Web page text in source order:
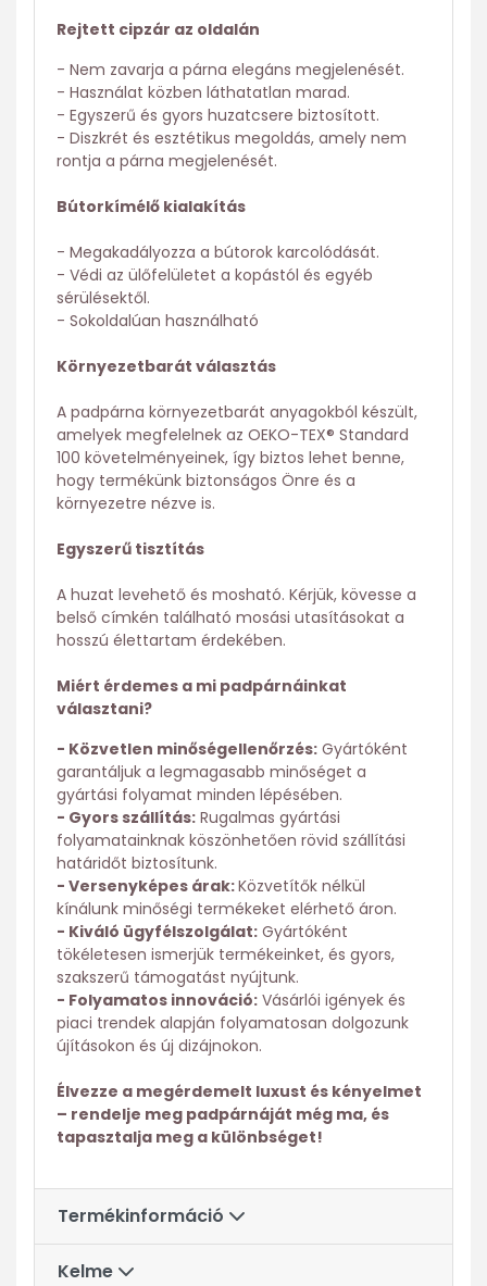
Rejtett cipzár az oldalán
- Nem zavarja a párna elegáns megjelenését.
- Használat közben láthatatlan marad.
- Egyszerű és gyors huzatcsere biztosított.
- Diszkrét és esztétikus megoldás, amely nem
rontja a párna megjelenését.
Bútorkímélő kialakítás
- Megakadályozza a bútorok karcolódását.
- Védi az ülőfelületet a kopástól és egyéb
sérülésektől.
- Sokoldalúan használható
Környezetbarát választás
A padpárna környezetbarát anyagokból készült,
amelyek megfelelnek az OEKO-TEX® Standard
100 követelményeinek, így biztos lehet benne,
hogy termékünk biztonságos Önre és a
környezetre nézve is.
Egyszerű tisztítás
A huzat levehető és mosható. Kérjük, kövesse a
belső címkén található mosási utasításokat a
hosszú élettartam érdekében.
Miért érdemes a mi padpárnáinkat
választani?
- Közvetlen minőségellenőrzés: Gyártóként
garantáljuk a legmagasabb minőséget a
gyártási folyamat minden lépésében.
- Gyors szállítás: Rugalmas gyártási
folyamatainknak köszönhetően rövid szállítási
határidőt biztosítunk.
- Versenyképes árak:Közvetítők nélkül
kínálunk minőségi termékeket elérhető áron.
- Kiváló ügyfélszolgálat: Gyártóként
tökéletesen ismerjük termékeinket, és gyors,
szakszerű támogatást nyújtunk.
- Folyamatos innováció: Vásárlói igények és
piaci trendek alapján folyamatosan dolgozunk
újításokon és új dizájnokon.
Élvezze a megérdemelt luxust és kényelmet
– rendelje meg padpárnáját még ma, és
tapasztalja meg a különbséget!
Termékinformáció
Kelme